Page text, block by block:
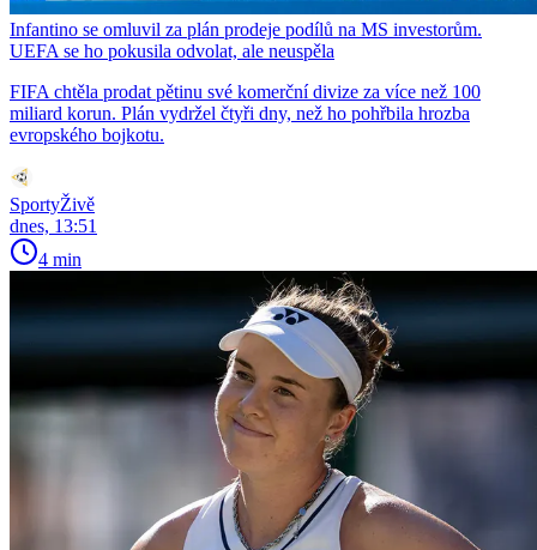
Infantino se omluvil za plán prodeje podílů na MS investorům.
UEFA se ho pokusila odvolat, ale neuspěla
FIFA chtěla prodat pětinu své komerční divize za více než 100
miliard korun. Plán vydržel čtyři dny, než ho pohřbila hrozba
evropského bojkotu.
SportyŽivě
dnes, 13:51
4 min